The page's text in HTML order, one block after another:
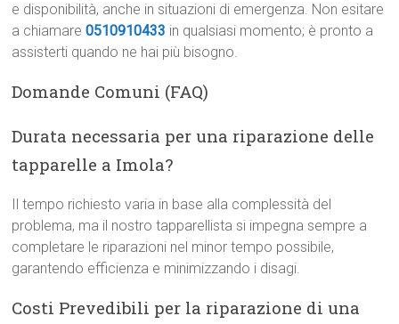
e disponibilità, anche in situazioni di emergenza. Non esitare
a chiamare0510910433 in qualsiasi momento; è pronto a
assisterti quando ne hai più bisogno.
Domande Comuni (FAQ)
Durata necessaria per una riparazione delle
tapparelle a Imola?
Il tempo richiesto varia in base alla complessità del
problema, ma il nostro tapparellista si impegna sempre a
completare le riparazioni nel minor tempo possibile,
garantendo efficienza e minimizzando i disagi.
Costi Prevedibili per la riparazione di una